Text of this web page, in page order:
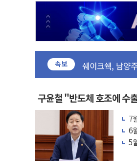
속보
중소기업 기술
정부, 한화오션
국표원, 해외직
쉐이크쉑, 남양
부모가 정부24
소방청, 전국 시
'달라진 임신·
정부혁신 우수
정청래 "2차 TV
윤상현, 사관학
펄어비스, 붉은
구윤철 "반도체 호조에 수
7
6
5